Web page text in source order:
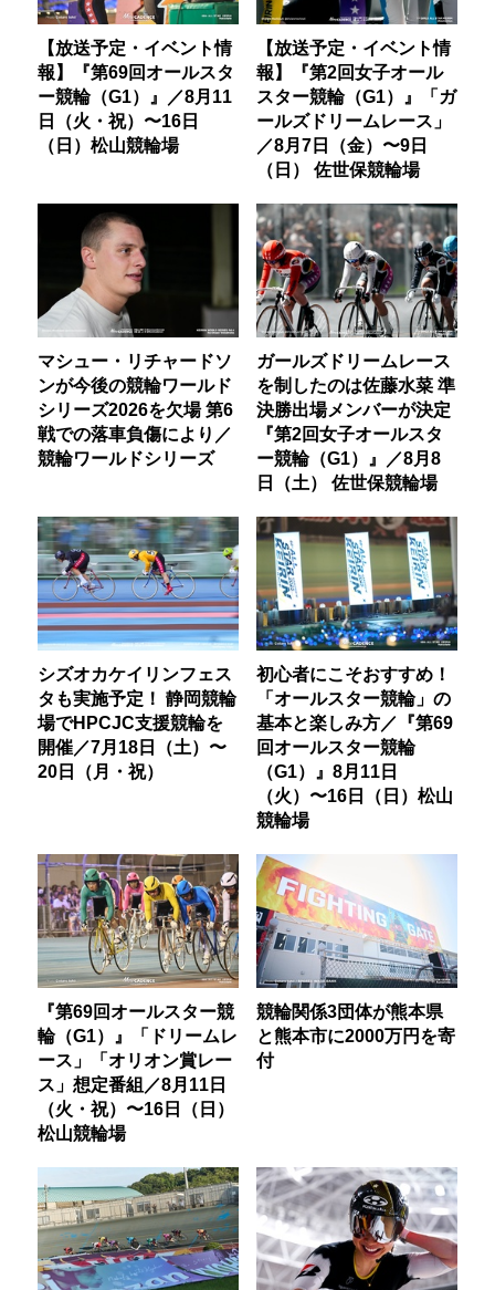
【放送予定・イベント情
報】『第69回オールスタ
ー競輪（G1）』／8月11
日（火・祝）〜16日
（日）松山競輪場
【放送予定・イベント情
報】『第2回女子オール
スター競輪（G1）』「ガ
ールズドリームレース」
／8月7日（金）〜9日
（日） 佐世保競輪場
マシュー・リチャードソ
ンが今後の競輪ワールド
シリーズ2026を欠場 第6
戦での落車負傷により／
競輪ワールドシリーズ
ガールズドリームレース
を制したのは佐藤水菜 準
決勝出場メンバーが決定
『第2回女子オールスタ
ー競輪（G1）』／8月8
日（土） 佐世保競輪場
シズオカケイリンフェス
タも実施予定！ 静岡競輪
場でHPCJC支援競輪を
開催／7月18日（土）〜
20日（月・祝）
初心者にこそおすすめ！
「オールスター競輪」の
基本と楽しみ方／『第69
回オールスター競輪
（G1）』8月11日
（火）〜16日（日）松山
競輪場
『第69回オールスター競
輪（G1）』「ドリームレ
ース」「オリオン賞レー
ス」想定番組／8月11日
（火・祝）〜16日（日）
松山競輪場
競輪関係3団体が熊本県
と熊本市に2000万円を寄
付